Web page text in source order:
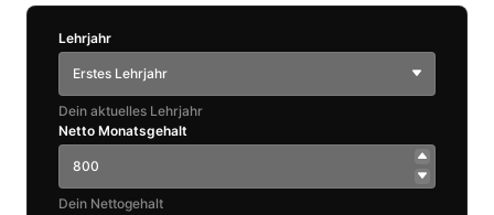
Lehrjahr
Erstes Lehrjahr
Dein aktuelles Lehrjahr
Netto Monatsgehalt
Dein Nettogehalt